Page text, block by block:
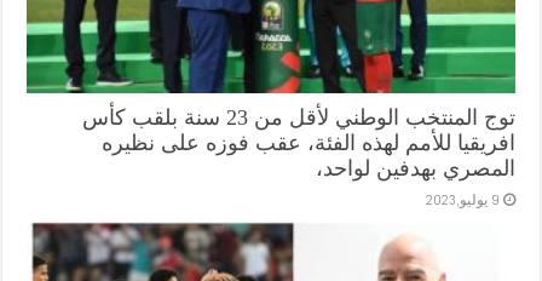
توج المنتخب الوطني لأقل من 23 سنة بلقب كأس
افريقيا للأمم لهذه الفئة، عقب فوزه على نظيره
المصري بهدفين لواحد،
9 يوليو,2023